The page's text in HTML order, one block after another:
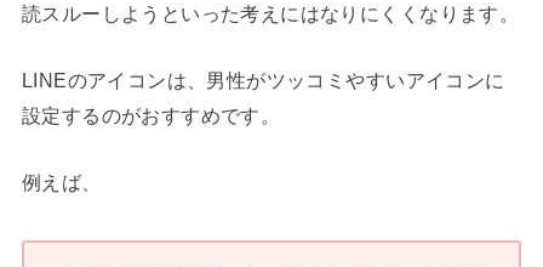
読スルーしようといった考えにはなりにくくなります。
LINEのアイコンは、男性がツッコミやすいアイコンに
設定するのがおすすめです。
例えば、